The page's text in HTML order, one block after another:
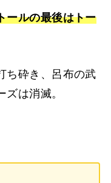
ールの最後はトー
ち砕き、呂布の武
は消滅。